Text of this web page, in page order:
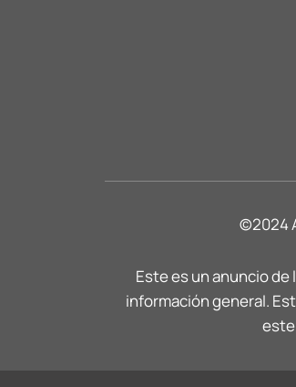
©2024
Este es un anuncio
información general.